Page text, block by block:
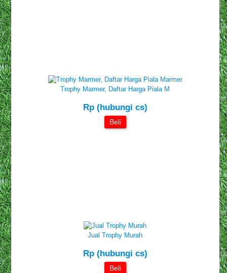
Trophy Marmer, Daftar Harga Piala M
Rp (hubungi cs)
Beli
Jual Trophy Murah
Rp (hubungi cs)
Beli